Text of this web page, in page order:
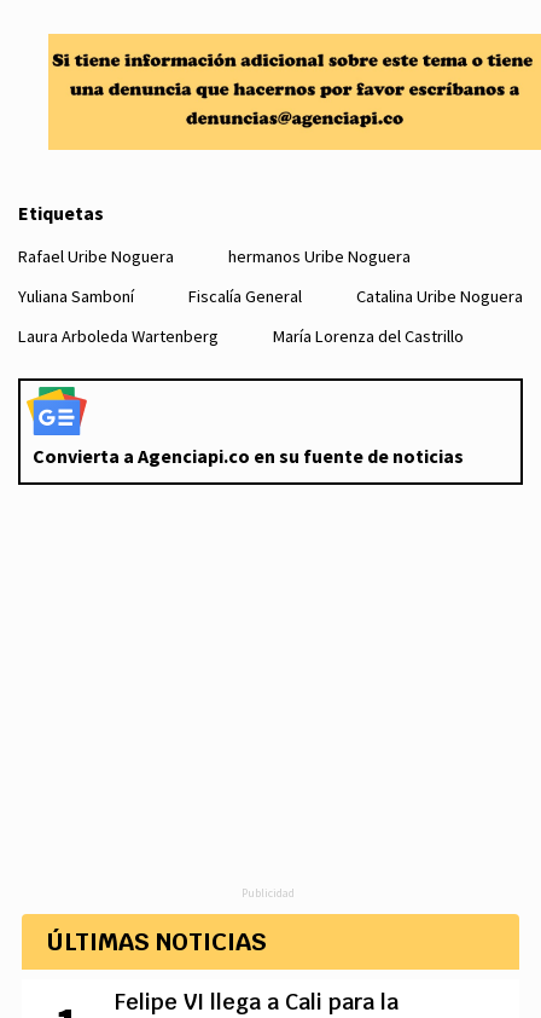
Etiquetas
Rafael Uribe Noguera
hermanos Uribe Noguera
Yuliana Samboní
Fiscalía General
Catalina Uribe Noguera
Laura Arboleda Wartenberg
María Lorenza del Castrillo
Convierta a Agenciapi.co en su fuente de noticias
Publicidad
ÚLTIMAS NOTICIAS
Felipe VI llega a Cali para la